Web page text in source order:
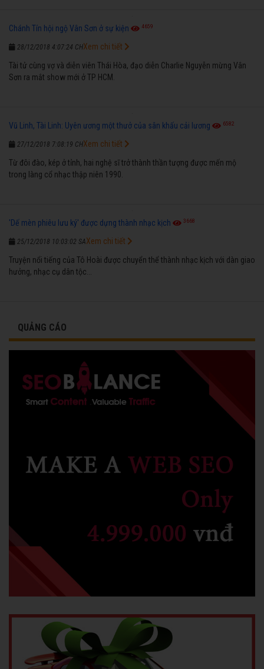
Chánh Tín hội ngộ Vân Sơn ở sự kiện 4659
28/12/2018 4:07:24 CH
Tài tử cùng vợ và diễn viên Thái Hòa, đạo diễn Charlie Nguyễn mừng Vân
Sơn ra mắt show mới ở TP HCM.
Xem chi tiết
Vũ Linh, Tài Linh: Uyên ương một thưở của sân khấu cải lương 6582
27/12/2018 7:08:19 CH
Từ đôi đào, kép ở tỉnh, hai nghệ sĩ trở thành thần tượng được mến mộ
trong làng cổ nhạc thập niên 1990.
Xem chi tiết
'Dế mèn phiêu lưu ký' được dựng thành nhạc kịch 3668
25/12/2018 10:03:02 SA
Truyện nổi tiếng của Tô Hoài được chuyển thể thành nhạc kịch với dàn giao
hưởng, nhạc cụ dân tộc...
Xem chi tiết
QUẢNG CÁO